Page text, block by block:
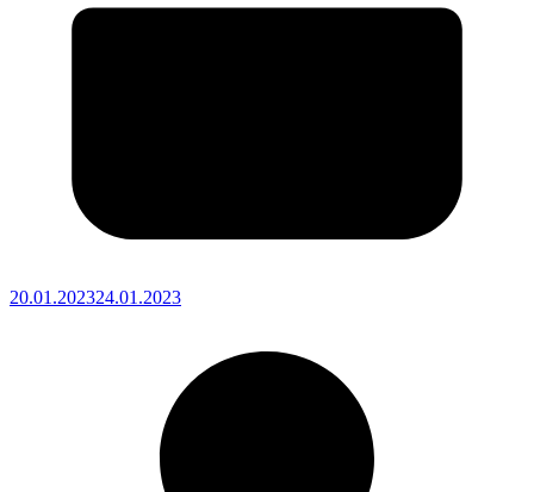
20.01.202324.01.2023